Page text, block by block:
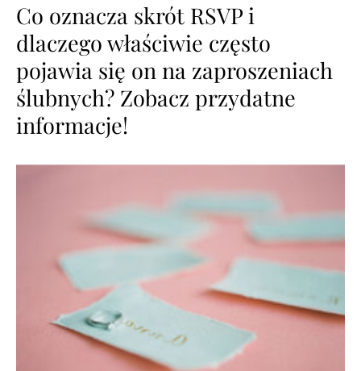
Co oznacza skrót RSVP i
dlaczego właściwie często
pojawia się on na zaproszeniach
ślubnych? Zobacz przydatne
informacje!